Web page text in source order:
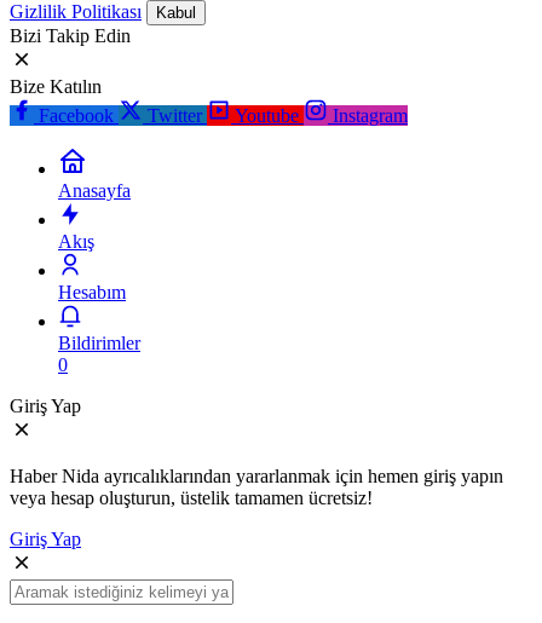
Gizlilik Politikası Kabul
Bizi Takip Edin
Bize Katılın
Facebook
Twitter Youtube Instagram
Anasayfa
Akış
Hesabım
Bildirimler
0
Giriş Yap
Haber Nida ayrıcalıklarından yararlanmak için hemen giriş yapın
veya hesap oluşturun, üstelik tamamen ücretsiz!
Giriş Yap